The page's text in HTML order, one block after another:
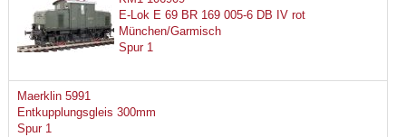
E-Lok E 69 BR 169 005-6 DB IV rot
München/Garmisch
Spur 1
Maerklin 5991
Entkupplungsgleis 300mm
Spur 1